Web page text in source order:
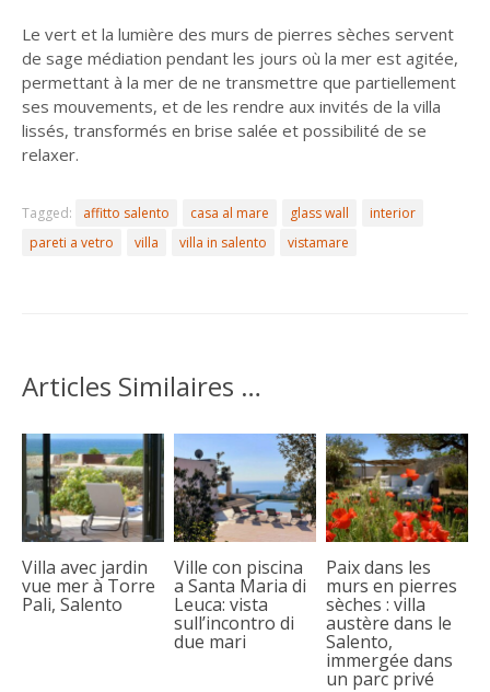
Le vert et la lumière des murs de pierres sèches servent
de sage médiation pendant les jours où la mer est agitée,
permettant à la mer de ne transmettre que partiellement
ses mouvements, et de les rendre aux invités de la villa
lissés, transformés en brise salée et possibilité de se
relaxer.
Tagged: affitto salento casa al mare glass wall
interior
pareti a vetro
villa villa in salento vistamare
Articles Similaires …
Villa avec jardin
vue mer à Torre
Pali, Salento
Ville con piscina
a Santa Maria di
Leuca: vista
sull’incontro di
due mari
Paix dans les
murs en pierres
sèches : villa
austère dans le
Salento,
immergée dans
un parc privé